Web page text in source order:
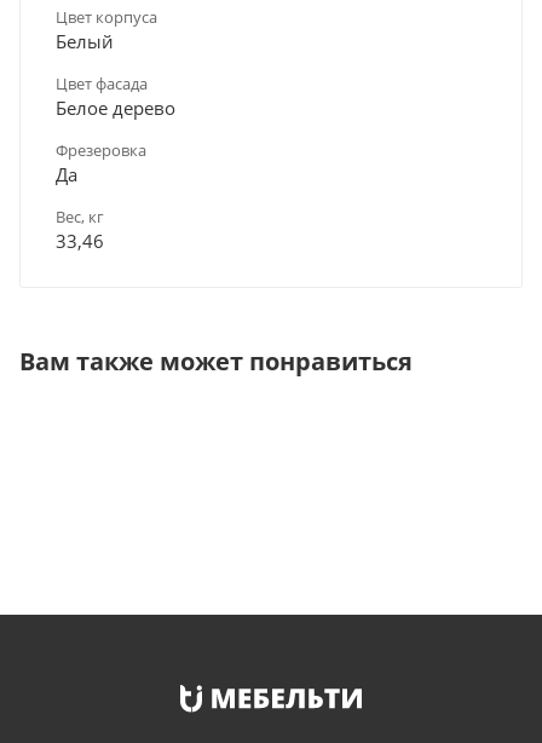
Цвет корпуса
Белый
Цвет фасада
Белое дерево
Фрезеровка
Да
Вес, кг
33,46
Вам также может понравиться